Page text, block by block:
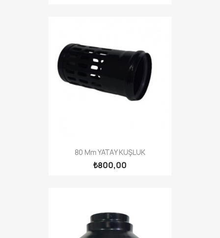
80 Mm YATAY KUŞLUK
₺800,00